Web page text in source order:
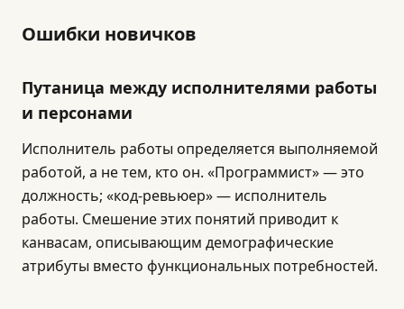
Ошибки новичков
Путаница между исполнителями работы
и персонами
Исполнитель работы определяется выполняемой
работой, а не тем, кто он. «Программист» — это
должность; «код-ревьюер» — исполнитель
работы. Смешение этих понятий приводит к
канвасам, описывающим демографические
атрибуты вместо функциональных потребностей.